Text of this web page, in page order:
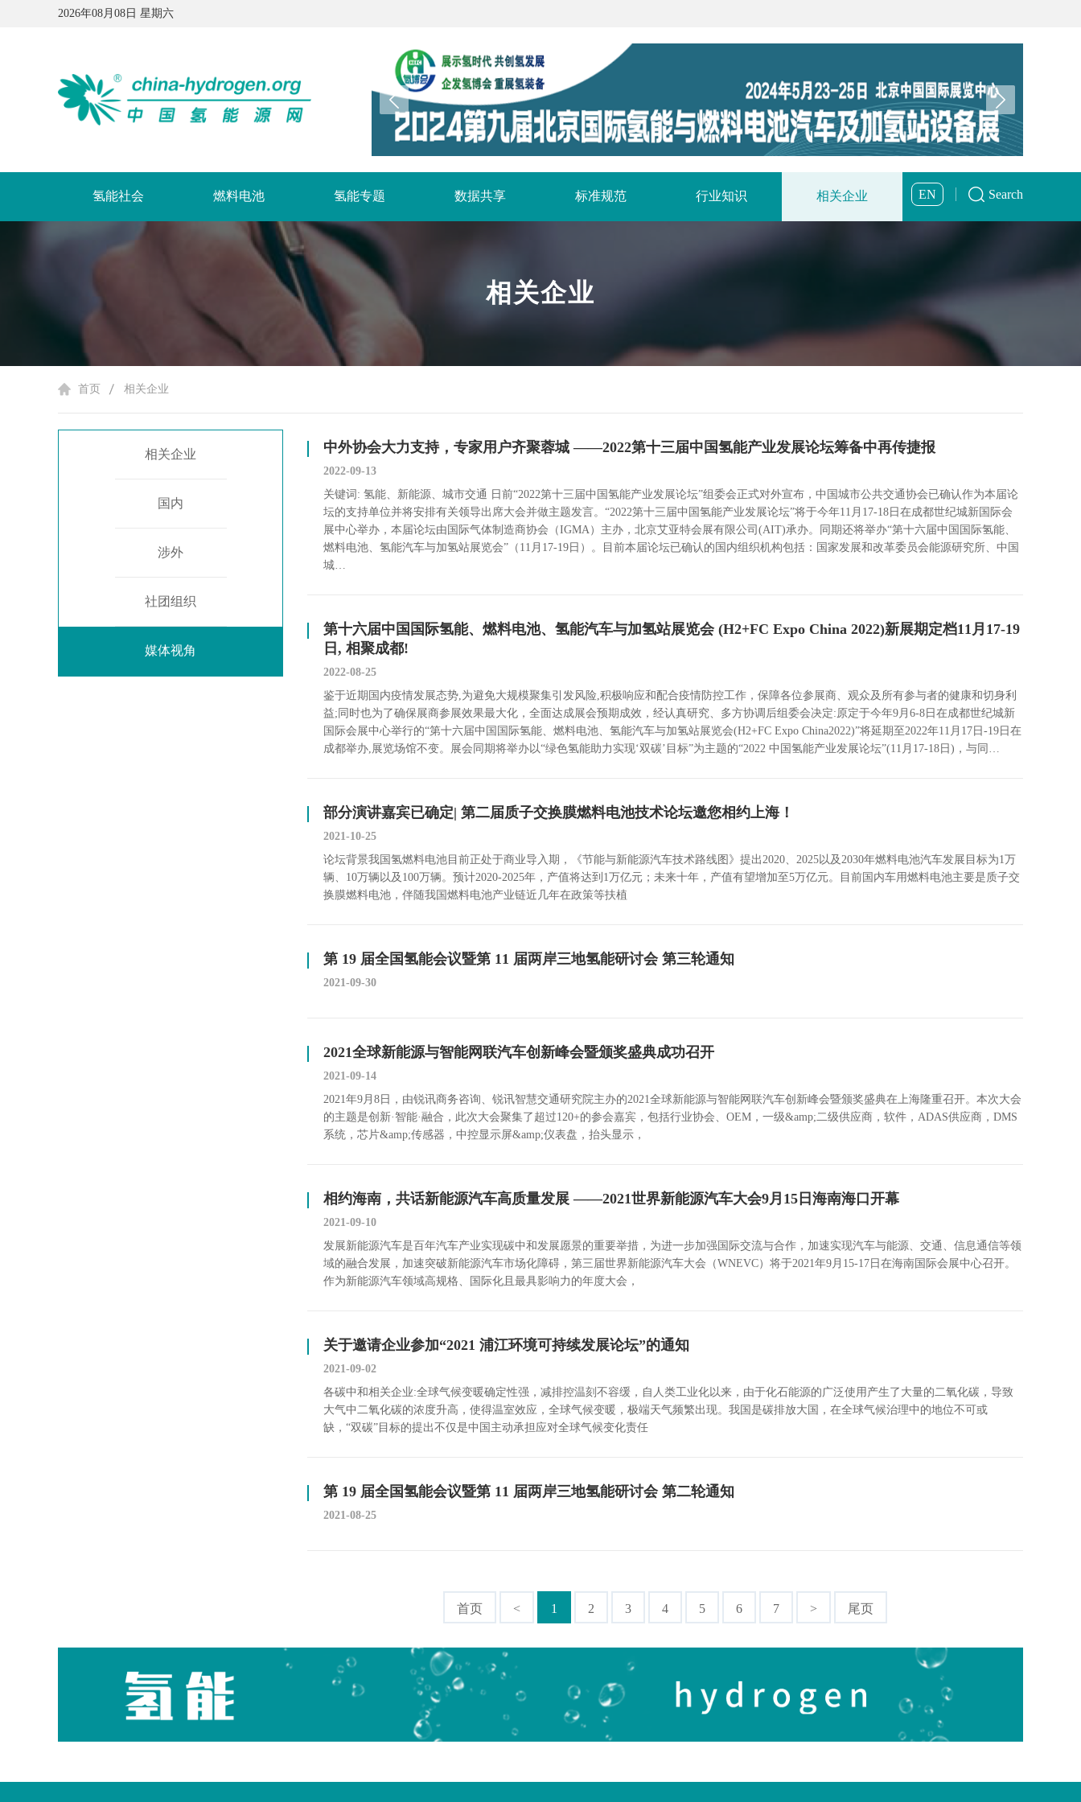
2026年08月08日 星期六
氢能社会 燃料电池 氢能专题 数据共享 标准规范 行业知识 相关企业 EN Search
相关企业
首页 相关企业
相关企业
国内
涉外
社团组织
媒体视角
中外协会大力支持，专家用户齐聚蓉城 ——2022第十三届中国氢能产业发展论坛筹备中再传捷报
2022-09-13
关键词: 氢能、新能源、城市交通 日前“2022第十三届中国氢能产业发展论坛”组委会正式对外宣布，中国城市公共交通协会已确认作为本届论
坛的支持单位并将安排有关领导出席大会并做主题发言。“2022第十三届中国氢能产业发展论坛”将于今年11月17-18日在成都世纪城新国际会
展中心举办，本届论坛由国际气体制造商协会（IGMA）主办，北京艾亚特会展有限公司(AIT)承办。同期还将举办“第十六届中国国际氢能、
燃料电池、氢能汽车与加氢站展览会”（11月17-19日）。目前本届论坛已确认的国内组织机构包括：国家发展和改革委员会能源研究所、中国
城…
第十六届中国国际氢能、燃料电池、氢能汽车与加氢站展览会 (H2+FC Expo China 2022)新展期定档11月17-19
日, 相聚成都!
2022-08-25
鉴于近期国内疫情发展态势,为避免大规模聚集引发风险,积极响应和配合疫情防控工作，保障各位参展商、观众及所有参与者的健康和切身利
益;同时也为了确保展商参展效果最大化，全面达成展会预期成效，经认真研究、多方协调后组委会决定:原定于今年9月6-8日在成都世纪城新
国际会展中心举行的“第十六届中国国际氢能、燃料电池、氢能汽车与加氢站展览会(H2+FC Expo China2022)”将延期至2022年11月17日-19日在
成都举办,展览场馆不变。展会同期将举办以“绿色氢能助力实现‘双碳’目标”为主题的“2022 中国氢能产业发展论坛”(11月17-18日)，与同…
部分演讲嘉宾已确定| 第二届质子交换膜燃料电池技术论坛邀您相约上海！
2021-10-25
论坛背景我国氢燃料电池目前正处于商业导入期，《节能与新能源汽车技术路线图》提出2020、2025以及2030年燃料电池汽车发展目标为1万
辆、10万辆以及100万辆。预计2020-2025年，产值将达到1万亿元；未来十年，产值有望增加至5万亿元。目前国内车用燃料电池主要是质子交
换膜燃料电池，伴随我国燃料电池产业链近几年在政策等扶植
第 19 届全国氢能会议暨第 11 届两岸三地氢能研讨会 第三轮通知
2021-09-30
2021全球新能源与智能网联汽车创新峰会暨颁奖盛典成功召开
2021-09-14
2021年9月8日，由锐讯商务咨询、锐讯智慧交通研究院主办的2021全球新能源与智能网联汽车创新峰会暨颁奖盛典在上海隆重召开。本次大会
的主题是创新·智能·融合，此次大会聚集了超过120+的参会嘉宾，包括行业协会、OEM，一级&amp;二级供应商，软件，ADAS供应商，DMS
系统，芯片&amp;传感器，中控显示屏&amp;仪表盘，抬头显示，
相约海南，共话新能源汽车高质量发展 ——2021世界新能源汽车大会9月15日海南海口开幕
2021-09-10
发展新能源汽车是百年汽车产业实现碳中和发展愿景的重要举措，为进一步加强国际交流与合作，加速实现汽车与能源、交通、信息通信等领
域的融合发展，加速突破新能源汽车市场化障碍，第三届世界新能源汽车大会（WNEVC）将于2021年9月15-17日在海南国际会展中心召开。
作为新能源汽车领域高规格、国际化且最具影响力的年度大会，
关于邀请企业参加“2021 浦江环境可持续发展论坛”的通知
2021-09-02
各碳中和相关企业:全球气候变暖确定性强，减排控温刻不容缓，自人类工业化以来，由于化石能源的广泛使用产生了大量的二氧化碳，导致
大气中二氧化碳的浓度升高，使得温室效应，全球气候变暖，极端天气频繁出现。我国是碳排放大国，在全球气候治理中的地位不可或
缺，“双碳”目标的提出不仅是中国主动承担应对全球气候变化责任
第 19 届全国氢能会议暨第 11 届两岸三地氢能研讨会 第二轮通知
2021-08-25
首页 < 1 2 3 4 5 6 7 > 尾页